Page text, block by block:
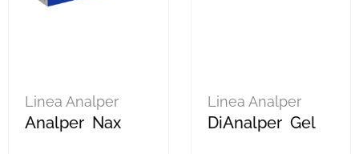
Linea Analper
Analper Nax
Linea Analper
DiAnalper Gel